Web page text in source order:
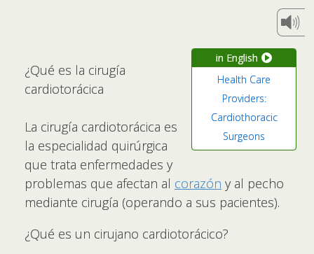
in English
Health Care
Providers:
Cardiothoracic
Surgeons
¿Qué es la cirugía
cardiotorácica
La cirugía cardiotorácica es
la especialidad quirúrgica
que trata enfermedades y
problemas que afectan al corazón y al pecho
mediante cirugía (operando a sus pacientes).
¿Qué es un cirujano cardiotorácico?